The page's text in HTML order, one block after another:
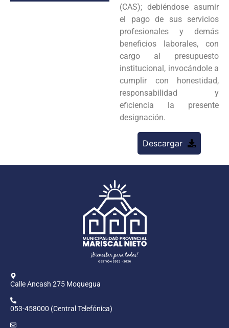
(CAS); debiéndose asumir
el pago de sus servicios
profesionales y demás
beneficios laborales, con
cargo al presupuesto
institucional, invocándole a
cumplir con honestidad,
responsabilidad y
eficiencia la presente
designación.
Descargar
Calle Ancash 275 Moquegua
053-458000 (Central Telefónica)